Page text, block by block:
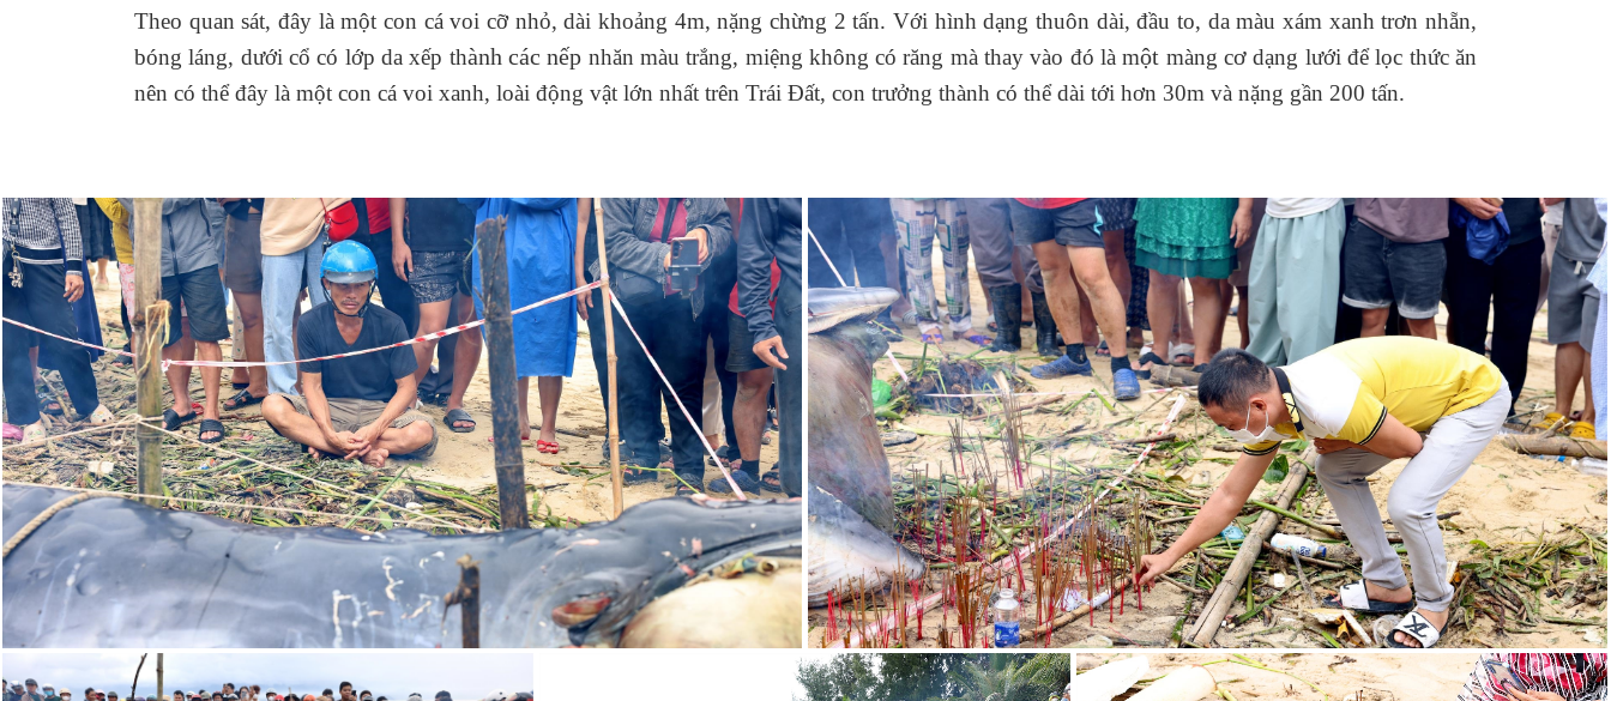
Theo quan sát, đây là một con cá voi cỡ nhỏ, dài khoảng 4m, nặng chừng 2 tấn. Với hình dạng thuôn dài, đầu to, da màu xám xanh trơn nhẵn,
bóng láng, dưới cổ có lớp da xếp thành các nếp nhăn màu trắng, miệng không có răng mà thay vào đó là một màng cơ dạng lưới để lọc thức ăn
nên có thể đây là một con cá voi xanh, loài động vật lớn nhất trên Trái Đất, con trưởng thành có thể dài tới hơn 30m và nặng gần 200 tấn.